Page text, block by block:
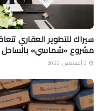
سيراك للتطوير العقاري
مشروع «شماسي» بالساحل